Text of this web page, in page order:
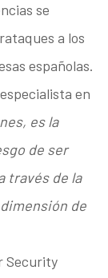
se
a los
españolas.
en
es la
de ser
través de la
de
Security